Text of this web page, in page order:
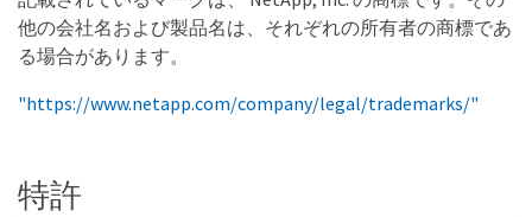
他の会社名および製品名は、それぞれの所有者の商標であ
る場合があります。
"https://www.netapp.com/company/legal/trademarks/"
特許